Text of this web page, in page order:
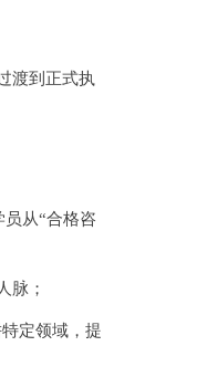
渡到正式执
员从“合格咨
脉；
定领域，提